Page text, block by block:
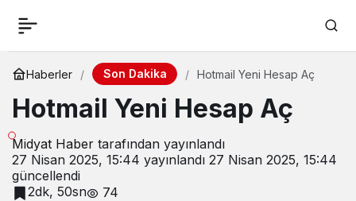
Haberler Son Dakika Hotmail Yeni Hesap Aç
Hotmail Yeni Hesap Aç
Midyat Haber tarafından yayınlandı
27 Nisan 2025, 15:44 yayınlandı 27 Nisan 2025, 15:44
güncellendi
2dk, 50sn
74